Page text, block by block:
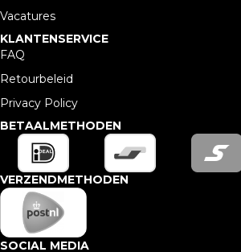
Vacatures
KLANTENSERVICE
FAQ
Retourbeleid
Privacy Policy
BETAALMETHODEN
VERZENDMETHODEN
SOCIAL MEDIA